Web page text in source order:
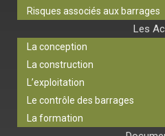
Risques associés aux barrages
Les
La conception
La construction
L’exploitation
Le contrôle des barrages
La formation